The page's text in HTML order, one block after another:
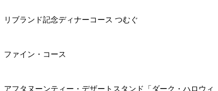
リブランド記念ディナーコース つむぐ
ファイン・コース
アフタヌーンティー・デザートスタンド「ダーク・ハロウィ